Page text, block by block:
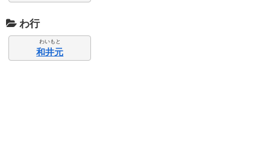
わ行
わいもと
和井元